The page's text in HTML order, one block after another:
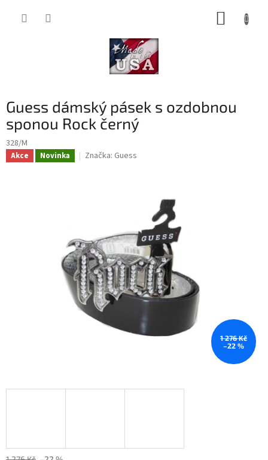
Guess dámský pásek s ozdobnou
sponou Rock černý
328/M
Akce Novinka Značka: Guess
1 276 Kč
–22 %